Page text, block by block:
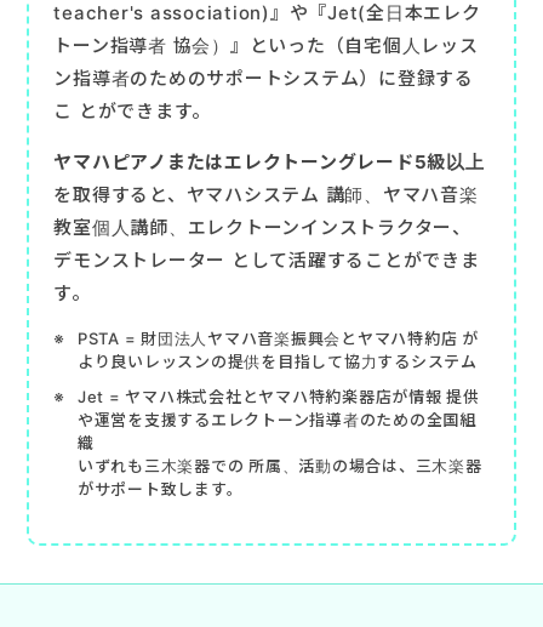
teacher's association)』や『Jet(全日本エレク
トーン指導者 協会）』といった（自宅個人レッス
ン指導者のためのサポートシステム）に登録する
こ とができます。
ヤマハピアノまたはエレクトーングレード5級以上
を取得すると、ヤマハシステム 講師、ヤマハ音楽
教室個人講師、エレクトーンインストラクター、
デモンストレーター として活躍することができま
す。
PSTA = 財団法人ヤマハ音楽振興会とヤマハ特約店 が
より良いレッスンの提供を目指して協力するシステム
Jet = ヤマハ株式会社とヤマハ特約楽器店が情報 提供
や運営を支援するエレクトーン指導者のための全国組
織
いずれも三木楽器での 所属、活動の場合は、三木楽器
がサポート致します。